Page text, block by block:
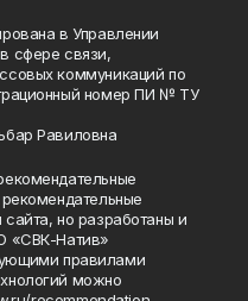
в Управлении
сфере связи,
коммуникаций по
номер ПИ № ТУ
Равиловна
но разработаны и
«СВК-Натив»
правилами
можно